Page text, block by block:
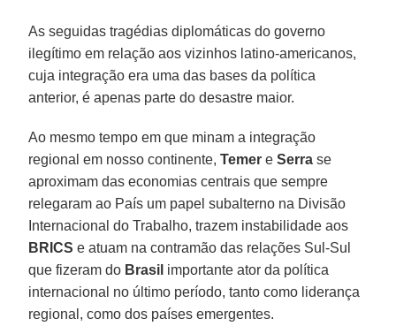
As seguidas tragédias diplomáticas do governo
ilegítimo em relação aos vizinhos latino-americanos,
cuja integração era uma das bases da política
anterior, é apenas parte do desastre maior.
Ao mesmo tempo em que minam a integração
regional em nosso continente,Temer eSerra se
aproximam das economias centrais que sempre
relegaram ao País um papel subalterno na Divisão
Internacional do Trabalho, trazem instabilidade aos
BRICS e atuam na contramão das relações Sul-Sul
que fizeram do Brasil importante ator da política
internacional no último período, tanto como liderança
regional, como dos países emergentes.